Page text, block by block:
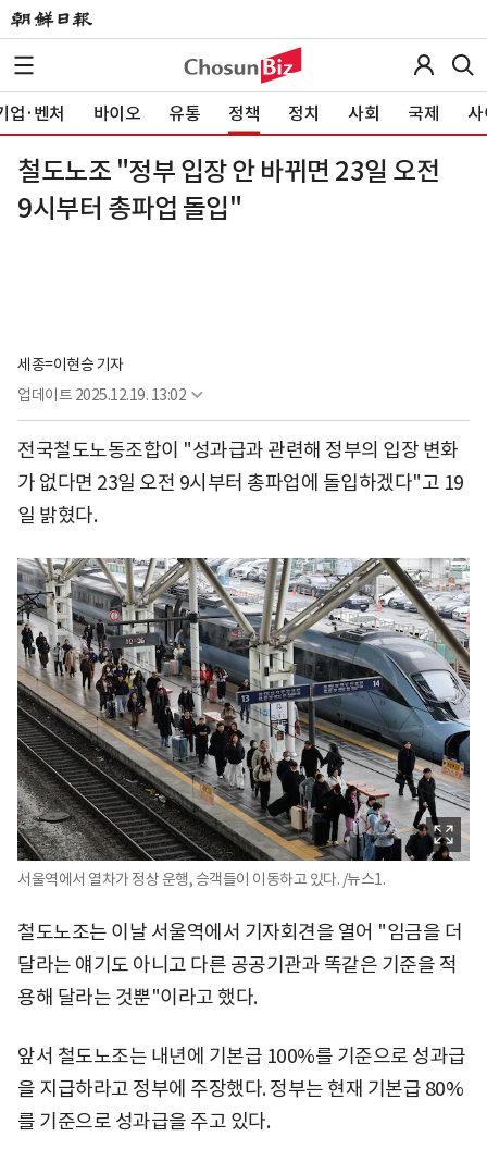
업·벤처 바이오 유통 정책 정치 사회 국제 사
철도노조 "정부 입장 안 바뀌면 23일 오전
9시부터 총파업 돌입"
세종=이현승 기자
업데이트 2025.12.19. 13:02
전국철도노동조합이 "성과급과 관련해 정부의 입장 변화
가 없다면 23일 오전 9시부터 총파업에 돌입하겠다"고 19
일 밝혔다.
서울역에서 열차가 정상 운행, 승객들이 이동하고 있다. /뉴스1.
철도노조는 이날 서울역에서 기자회견을 열어 "임금을 더
달라는 얘기도 아니고 다른 공공기관과 똑같은 기준을 적
용해 달라는 것뿐"이라고 했다.
앞서 철도노조는 내년에 기본급 100%를 기준으로 성과급
을 지급하라고 정부에 주장했다. 정부는 현재 기본급 80%
를 기준으로 성과급을 주고 있다.